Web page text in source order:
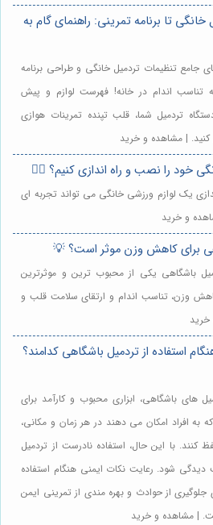
خانگی تا برنامه تمرینی: راهنمای گام به
جامع تنظیمات تردمیل خانگی و طراحی برنامه
تناسب اندام در خانه! فهرست لوازم و پیش
تردمیل شما، قلب تپنده تمرینات هوازی
| مشاهده و خرید
خود را نصب و راه اندازی کنیم؟ 🏃‍♀️
یک لوازم ورزشی خانگی می تواند تجربه ای
و خرید
برای کاهش وزن موثر است؟ 💡
باشگاهی یکی از محبوب ترین و موثرترین
وزن، تناسب اندام و ارتقای سلامت قلب و
استفاده از تردمیل باشگاهی کدامند؟
های باشگاهی، ابزاری محبوب و کارآمد برای
به افراد امکان می دهند در هر زمان و مکانی،
کنند. با این حال، استفاده نادرست از تردمیل
شود. رعایت نکات ایمنی هنگام استفاده
جلوگیری از حوادث و بهره مندی از تمرینی ایمن
| مشاهده و خرید